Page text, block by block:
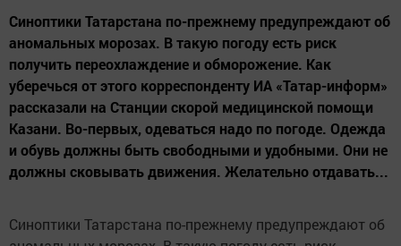
Синоптики Татарстана по-прежнему предупреждают об
аномальных морозах. В такую погоду есть риск
получить переохлаждение и обморожение. Как
уберечься от этого корреспонденту ИА «Татар-информ»
рассказали на Станции скорой медицинской помощи
Казани. Во-первых, одеваться надо по погоде. Одежда
и обувь должны быть свободными и удобными. Они не
должны сковывать движения. Желательно отдавать...
Синоптики Татарстана по-прежнему предупреждают об